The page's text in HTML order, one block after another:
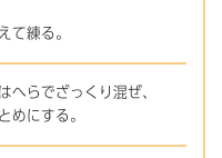
て練る。
へらでざっくり混ぜ、
めにする。